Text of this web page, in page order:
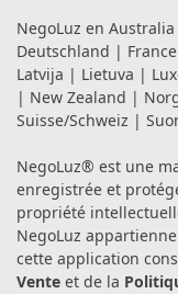
NegoLuz en Australia
Deutschland | France
Latvija | Lietuva |
| New Zealand |
Suisse/Schweiz |
NegoLuz® est une
enregistrée et
propriété
NegoLuz
cette application
Vente et de la